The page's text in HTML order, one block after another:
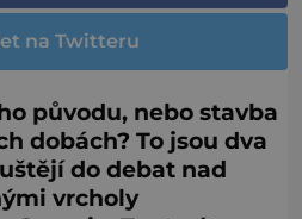
na Twitteru
původu, nebo stavba
dobách? To jsou dva
do debat nad
vrcholy